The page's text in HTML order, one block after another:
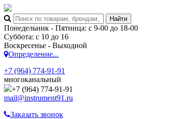
Понедельник - Пятница: с 9-00 до 18-00
Суббота: с 10 до 16
Воскресенье - Выходной
Определение...
+7 (964) 774-91-91
многоканальный
+7 (964) 774-91-91
mail@instrument91.ru
Заказать звонок